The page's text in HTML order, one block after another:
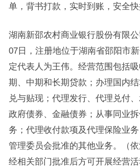
单，背书打款，实时到账，安全快
湖南新邵农村商业银行股份有限公
07日，注册地位于湖南省邵阳市
定代表人为王伟。经营范围包括
期、中期和长期贷款；办理国内
兑与贴现；代理发行、代理兑付
政府债券、金融债券；从事同业
务；代理收付款项及代理保险业
管理委员会批准的其他业务。（依
经相关部门批准后方可开展经营